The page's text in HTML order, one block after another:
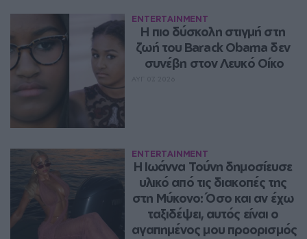
ENTERTAINMENT
Η πιο δύσκολη στιγμή στη
ζωή του Barack Obama δεν
συνέβη στον Λευκό Οίκο
ENTERTAINMENT
Η Ιωάννα Τούνη δημοσίευσε
υλικό από τις διακοπές της
στη Μύκονο: Όσο και αν έχω
ταξιδέψει, αυτός είναι ο
αγαπημένος μου προορισμός